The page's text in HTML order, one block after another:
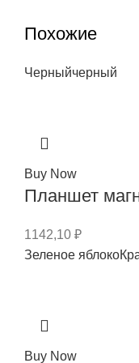
Похожие
Черныйчерный
Buy Now
Планшет
1142,10 ₽
Зеленое яблоко
Buy Now